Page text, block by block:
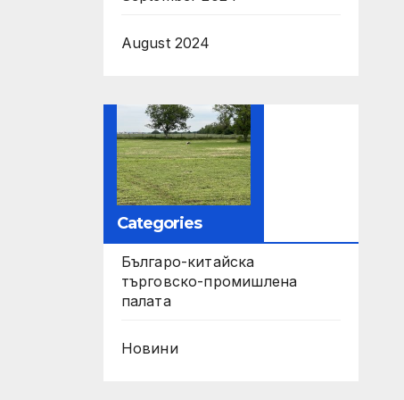
August 2024
Categories
Българо-китайска
търговско-промишлена
палата
Новини